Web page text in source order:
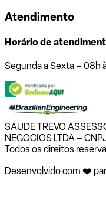
Atendimento
Horário de
Segunda a Sexta – 08h
SAUDE TREVO
NEGOCIOS LTDA –
Todos os direitos
Desenvolvido com ❤️